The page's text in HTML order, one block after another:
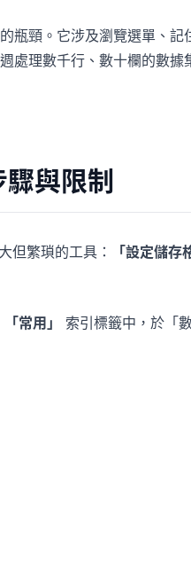
瓶頸。它涉及瀏覽選單、記
處理數千行、數十欄的數據
與限制
但繁瑣的工具： 「設定儲存
「常用」
索引標籤中，於「